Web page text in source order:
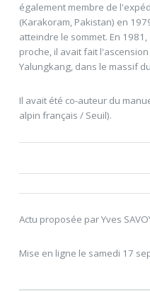
également membre de
(Karakoram, Pakistan) en
atteindre le sommet. En
proche, il avait fait
Yalungkang, dans le massif
Il avait été co-auteur du
alpin français / Seuil).
Actu proposée par Yves
Mise en ligne le samedi 17